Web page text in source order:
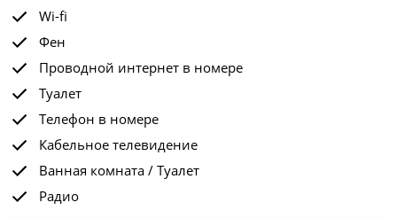
Wi-fi
Фен
Проводной интернет в номере
Туалет
Телефон в номере
Кабельное телевидение
Ванная комната / Туалет
Радио